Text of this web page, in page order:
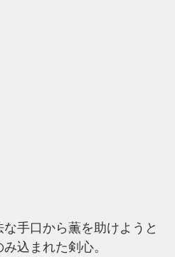
手口から薫を助けようと
込まれた剣心。